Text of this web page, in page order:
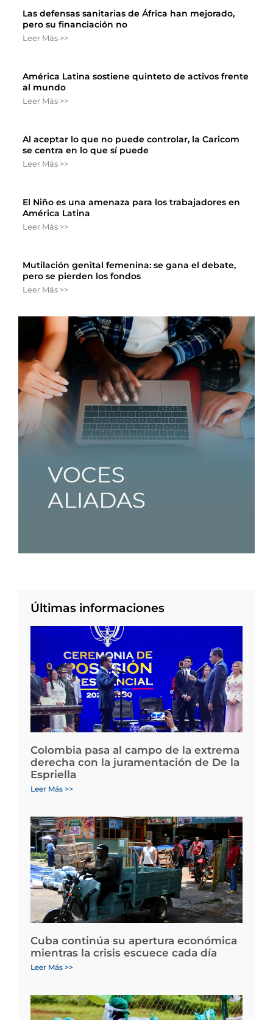
Las defensas sanitarias de África han mejorado,
pero su financiación no
Leer Más >>
América Latina sostiene quinteto de activos frente
al mundo
Leer Más >>
Al aceptar lo que no puede controlar, la Caricom
se centra en lo que sí puede
Leer Más >>
El Niño es una amenaza para los trabajadores en
América Latina
Leer Más >>
Mutilación genital femenina: se gana el debate,
pero se pierden los fondos
Leer Más >>
Últimas informaciones
Colombia pasa al campo de la extrema
derecha con la juramentación de De la
Espriella
Leer Más >>
Cuba continúa su apertura económica
mientras la crisis escuece cada día
Leer Más >>